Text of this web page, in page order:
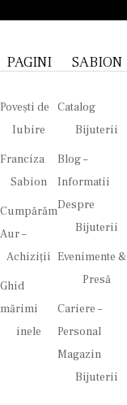
PAGINI
Povești de
Iubire
Franciza
Sabion
Cumpărăm
Aur –
Achiziții
Ghid
mărimi
inele
SABION
Catalog
Bijuterii
Blog –
Informatii
Despre
Bijuterii
Evenimente &
Presă
Cariere –
Personal
Magazin
Bijuterii